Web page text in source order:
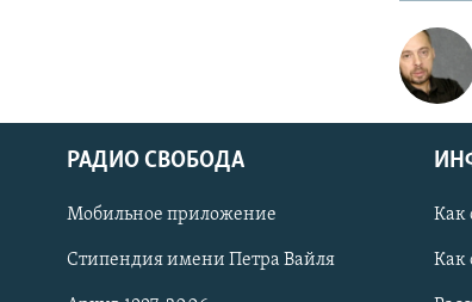
СОЦИАЛЬНЫЕ СЕТИ
РАДИО СВОБОДА
Мобильное приложение
Стипендия имени Петра Вайля
Как
Как